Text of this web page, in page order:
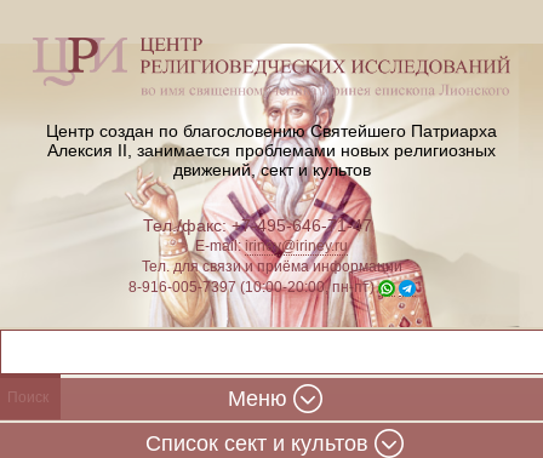
Центр создан по благословению Святейшего Патриарха
Алексия II, занимается проблемами новых религиозных
движений, сект и культов
Тел./факс: +7-495-646-71-47
E-mail:iriney@iriney.ru
Тел. для связи и приёма информации
8-916-005-7397 (10:00-20:00, пн-пт)
Меню
Cписок сект и культов